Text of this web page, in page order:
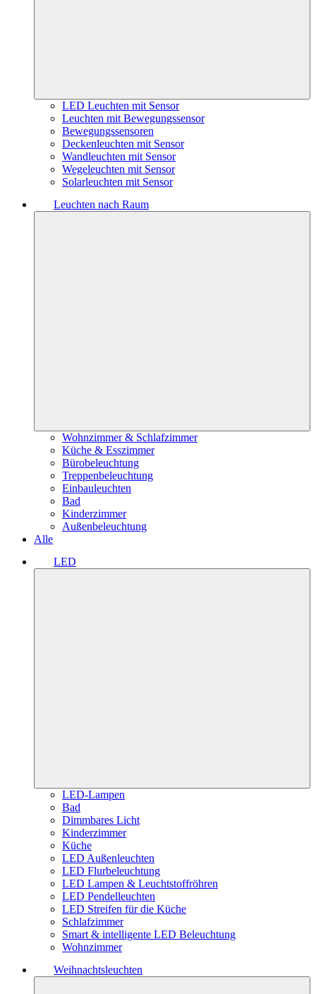
LED Leuchten mit Sensor
Leuchten mit Bewegungssensor
Bewegungssensoren
Deckenleuchten mit Sensor
Wandleuchten mit Sensor
Wegeleuchten mit Sensor
Solarleuchten mit Sensor
Leuchten nach Raum
Wohnzimmer & Schlafzimmer
Küche & Esszimmer
Bürobeleuchtung
Treppenbeleuchtung
Einbauleuchten
Bad
Kinderzimmer
Außenbeleuchtung
Alle
LED
LED-Lampen
Bad
Dimmbares Licht
Kinderzimmer
Küche
LED Außenleuchten
LED Flurbeleuchtung
LED Lampen & Leuchtstoffröhren
LED Pendelleuchten
LED Streifen für die Küche
Schlafzimmer
Smart & intelligente LED Beleuchtung
Wohnzimmer
Weihnachtsleuchten